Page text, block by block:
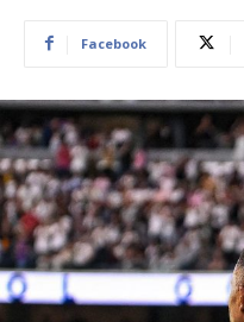
Facebook